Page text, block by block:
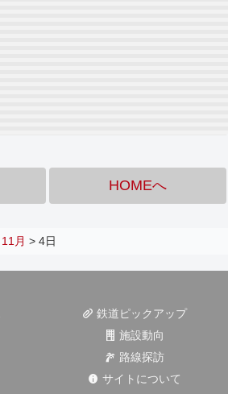
HOMEへ
11月 > 4日
鉄道ピックアップ
施設動向
路線探訪
サイトについて